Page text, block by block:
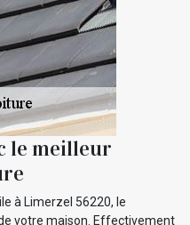
le meilleur
à Limerzel 56220, le
votre maison. Effectivement